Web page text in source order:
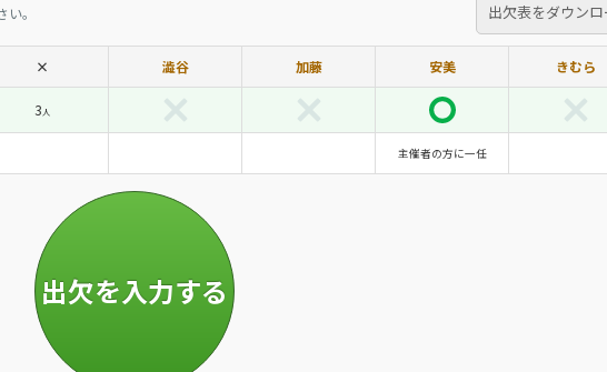
。 出欠表をダウン
× 澁谷 加藤 安美 きむら
3人
主催者の方に一任